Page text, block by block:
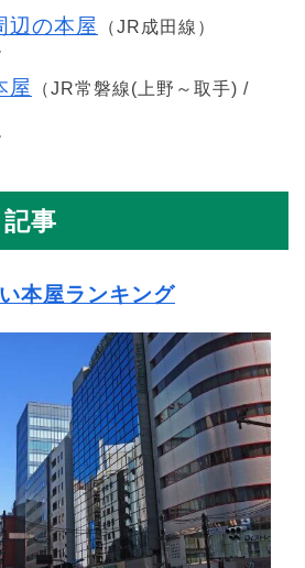
辺の本屋
（JR成田線）
屋
（JR常磐線(上野～取手) /
事
本屋ランキング